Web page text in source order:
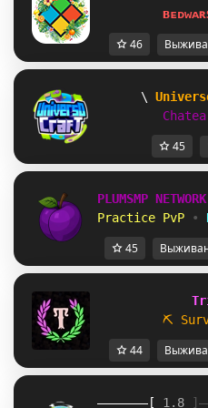
46
K
45
PLUMSMP NETWORK
Practice PvP
•
45
⛏
44
[ 1.8 ]